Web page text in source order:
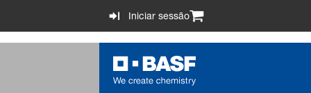
Iniciar sessão